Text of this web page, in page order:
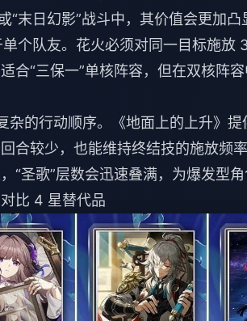
“末日幻影”战斗中，其价值会更加凸
个队友。花火必须对同一目标施放
合“三保一”单核阵容，但在双核阵容
杂的行动顺序。《地面上的上升》
合较少，也能维持终结技的施放频率
“圣歌”层数会迅速叠满，为爆发型角
比 4 星替代品